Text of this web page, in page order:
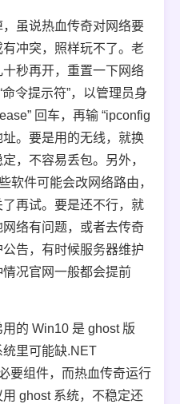
虽说热血传奇对网络要
冲突，照样玩不了。老
秒再开，重置一下网络
令提示符”，以管理员身
回车，再输 “ipconfig
。要是用的无线，就换
，不容易丢包。另外，
软件可能会改网络路由，
再试。要是还不行，就
络有问题，或者去传奇
告，有时候服务器维护
况官网一般都会提前
的 Win10 是 ghost 版
里可能缺.NET
要组件，而热血传奇运行
ghost 系统，不稳定还